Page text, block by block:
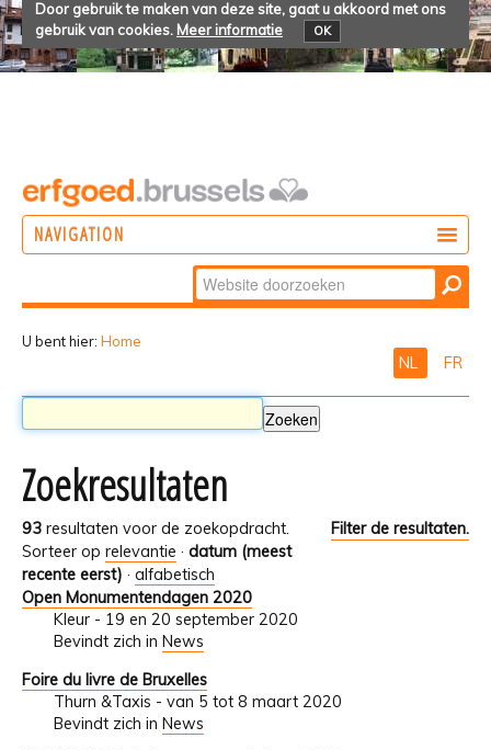
Door gebruik te maken van deze site, gaat u akkoord met ons
gebruik van cookies. Meer informatie OK
NAVIGATION
Zoek
Geavanceerd
U bent hier: Home
NL FR
Zoekresultaten
93 resultaten voor de zoekopdracht.
Filter de resultaten.
Sorteer op relevantie · datum (meest
recente eerst) · alfabetisch
Open Monumentendagen 2020
Kleur - 19 en 20 september 2020
Bevindt zich in News
Foire du livre de Bruxelles
Thurn &Taxis - van 5 tot 8 maart 2020
Bevindt zich in News